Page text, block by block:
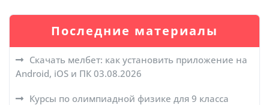
Последние материалы
Скачать мелбет: как установить приложение на
Android, iOS и ПК 03.08.2026
Курсы по олимпиадной физике для 9 класса